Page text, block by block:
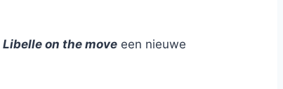
Libelle on the move een nieuwe